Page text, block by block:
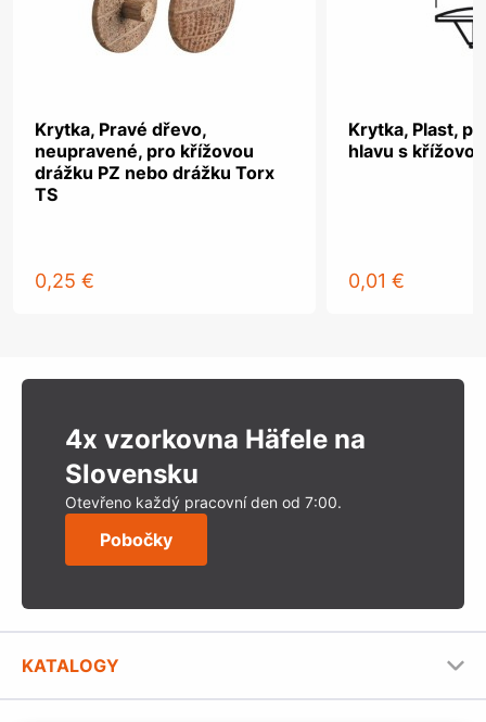
Krytka, Pravé dřevo,
neupravené, pro křížovou
drážku PZ nebo drážku Torx
TS
0,25 €
Krytka, Plast,
hlavu s
0,01 €
4x vzorkovna Häfele na
Slovensku
Otevřeno každý pracovní den od 7:00.
Pobočky
KATALOGY